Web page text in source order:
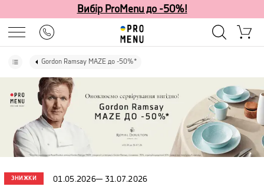
Вибір ProMenu до -50%!
Gordon Ramsay MAZE до -50%*
ЗНИЖКИ 01.05.2026— 31.07.2026